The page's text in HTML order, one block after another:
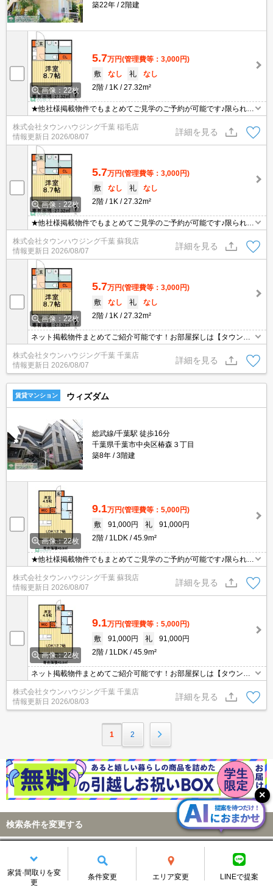
築22年
2階建
画像：22枚
5.7万円(管理費等：3,000円)
敷
なし 礼
なし
2階
1K 27.32m²
★他社様掲載物件でもまとめてご見学のご予約が可能です♪限られた
お時間の中で効率よくお部屋探しができるようにお手伝いさせてい
ただきます！お気軽にお問合せ下さい♪
株式会社タウンハウジング千葉 稲毛店
情報更新日 2026/08/07
詳細を見る
画像：22枚
5.7万円(管理費等：3,000円)
敷
なし 礼
なし
2階
1K 27.32m²
★他社様掲載物件でもまとめてご見学のご予約が可能です♪限られた
お時間の中で効率よくお部屋探しができるようにお手伝いさせてい
ただきます！お気軽にお問合せ下さい♪
株式会社タウンハウジング千葉 蘇我店
情報更新日 2026/08/07
詳細を見る
画像：22枚
5.7万円(管理費等：3,000円)
敷
なし 礼
なし
2階
1K 27.32m²
ネット掲載物件まとめてご紹介可能です！お部屋探しは【タウンハ
ウジング】にお任せください！※オンライン内見・現地待ち合わせ
は事前にご相談ください。
株式会社タウンハウジング千葉 千葉店
情報更新日 2026/08/07
詳細を見る
賃貸マンション ウィズダム
総武線/千葉駅 徒歩16分
千葉県千葉市中央区椿森３丁目
築8年
3階建
画像：22枚
9.1万円(管理費等：5,000円)
敷
91,000円 礼
91,000円
2階
1LDK 45.9m²
★他社様掲載物件でもまとめてご見学のご予約が可能です♪限られた
お時間の中で効率よくお部屋探しができるようにお手伝いさせてい
ただきます！お気軽にお問合せ下さい♪
株式会社タウンハウジング千葉 蘇我店
情報更新日 2026/08/07
詳細を見る
画像：22枚
9.1万円(管理費等：5,000円)
敷
91,000円 礼
91,000円
2階
1LDK 45.9m²
ネット掲載物件まとめてご紹介可能です！お部屋探しは【タウンハ
ウジング】にお任せください！※オンライン内見・現地待ち合わせ
は事前にご相談ください。
株式会社タウンハウジング千葉 千葉店
情報更新日 2026/08/03
詳細を見る
1 2
家賃·間取りを変
更
条件変更 エリア変更 LINEで提案
検索条件を変更する
エリア 千葉市中央区椿森 変更する
詳細条件 指定なし 変更する